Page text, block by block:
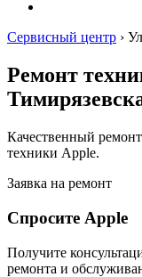
Сервисный центр ›
Ремонт
Качественный
техники Apple.
Заявка на ремонт
Спросите Apple
Получите
ремонта и